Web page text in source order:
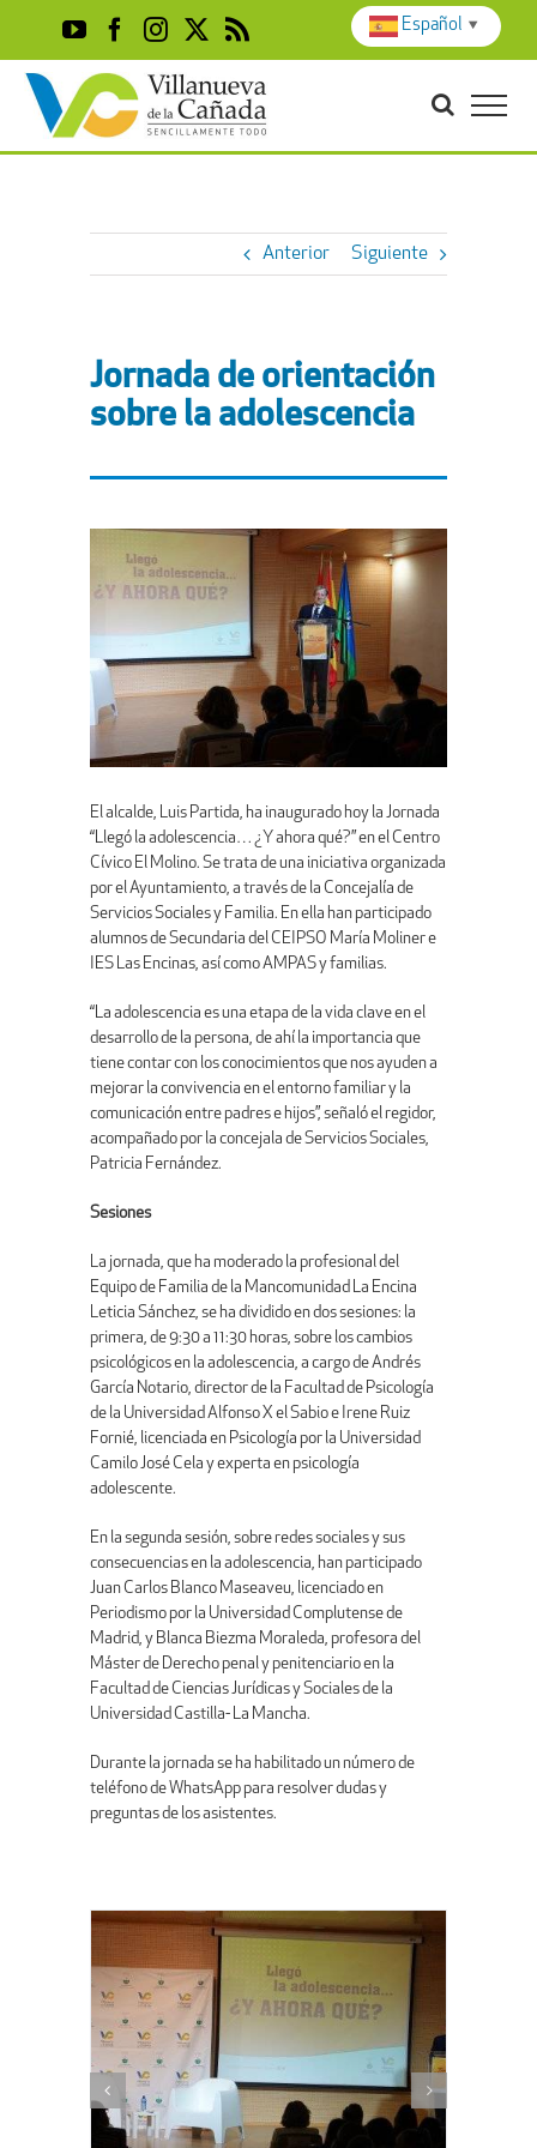
content
YouTubeFacebook
Instagram
X Rss
Anterior Siguiente
Jornada de orientación
sobre la adolescencia
El alcalde, Luis Partida, ha inaugurado hoy la Jornada
“Llegó la adolescencia… ¿Y ahora qué?” en el Centro
Cívico El Molino. Se trata de una iniciativa organizada
por el Ayuntamiento, a través de la Concejalía de
Servicios Sociales y Familia. En ella han participado
alumnos de Secundaria del CEIPSO María Moliner e
IES Las Encinas, así como AMPAS y familias.
“La adolescencia es una etapa de la vida clave en el
desarrollo de la persona, de ahí la importancia que
tiene contar con los conocimientos que nos ayuden a
mejorar la convivencia en el entorno familiar y la
comunicación entre padres e hijos”, señaló el regidor,
acompañado por la concejala de Servicios Sociales,
Patricia Fernández.
Sesiones
La jornada, que ha moderado la profesional del
Equipo de Familia de la Mancomunidad La Encina
Leticia Sánchez, se ha dividido en dos sesiones: la
primera, de 9:30 a 11:30 horas, sobre los cambios
psicológicos en la adolescencia, a cargo de Andrés
García Notario, director de la Facultad de Psicología
de la Universidad Alfonso X el Sabio e Irene Ruiz
Fornié, licenciada en Psicología por la Universidad
Camilo José Cela y experta en psicología
adolescente.
En la segunda sesión, sobre redes sociales y sus
consecuencias en la adolescencia, han participado
Juan Carlos Blanco Maseaveu, licenciado en
Periodismo por la Universidad Complutense de
Madrid, y Blanca Biezma Moraleda, profesora del
Máster de Derecho penal y penitenciario en la
Facultad de Ciencias Jurídicas y Sociales de la
Universidad Castilla- La Mancha.
Durante la jornada se ha habilitado un número de
teléfono de WhatsApp para resolver dudas y
preguntas de los asistentes.
Español ▼